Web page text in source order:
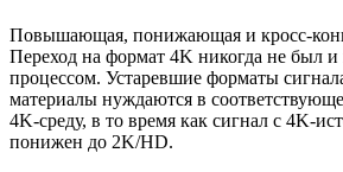
Повышающая, понижающая и кросс-
Переход на формат 4K никогда не был
процессом. Устаревшие форматы
материалы нуждаются в
4K-среду, в то время как сигнал с 4K-
понижен до 2K/HD.